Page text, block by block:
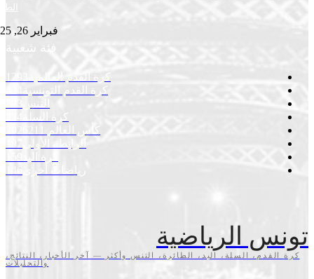
فئة شعبية
كرة القدم العالمية
1293
كرة القدم التونسية
424
كرة السلة 234
كأس العالم 2026
الرابطة الأولى
197
159
رياضات أخرى
146
الرياضية
السلة، اليد، الطائرة، التنس وأكثر — آخر الأخبار، النتائج،
والتحليلات